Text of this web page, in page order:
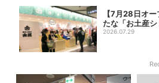
【7月28日オ
たな「お土産
で地...
2026.07.29